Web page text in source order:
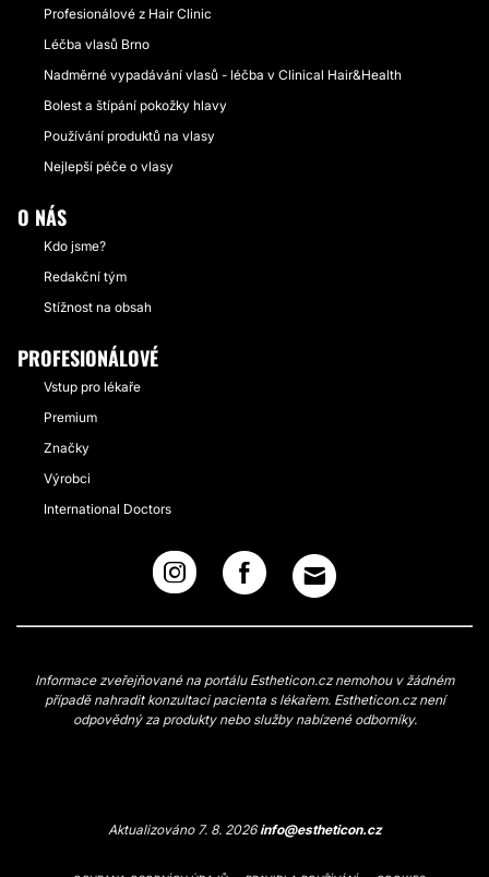
Profesionálové z Hair Clinic
Léčba vlasů Brno
Nadměrné vypadávání vlasů - léčba v Clinical Hair&Health
Bolest a štípání pokožky hlavy
Používání produktů na vlasy
Nejlepší péče o vlasy
O NÁS
Kdo jsme?
Redakční tým
Stížnost na obsah
PROFESIONÁLOVÉ
Vstup pro lékaře
Premium
Značky
Výrobci
International Doctors
Informace zveřejňované na portálu Estheticon.cz nemohou v žádném
případě nahradit konzultaci pacienta s lékařem. Estheticon.cz není
odpovědný za produkty nebo služby nabízené odborníky.
Aktualizováno 7. 8. 2026info@estheticon.cz